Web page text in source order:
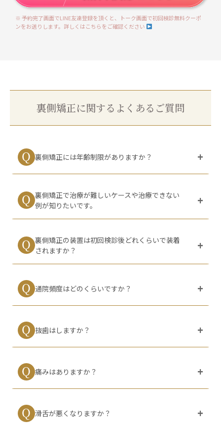
※ 予約完了画面でLINE友達登録を頂くと、トーク画面で初回検診無料クーポ
ンをお送りします。詳しくはこちらをご確認ください
裏側矯正に関するよくあるご質問
裏側矯正には年齢制限がありますか？
ませんが、当クリニックでは永久歯が生えそろったお
おむね13歳以上を目安としています。
ださい。なお、年齢の上限は設けておりません。
裏側矯正で治療が難しいケースや治療できない
例が知りたいです。
あり外科的治療が必要な重症例などがあります。
下顎のアーチが極端に狭かったり、極端に舌が大きか
裏側矯正の装置は初回検診後どれくらいで装着
されますか？
口腔内の状態により装着までの日数や装着順が異なる
場合もございます。 予めご了承ください。
通院頻度はどのくらいですか？
や、希望される歯並びによっても変動します。詳しく
は初回検診の際に、歯科医師にご確認ください。
抜歯はしますか？
スがあります。
抜歯をおこなうかどうかは歯科医師が診断したうえで
必要性やほかの治療方法の選択肢などもご説明します
痛みはありますか？
を軽減します。ただし、治療中に矯正器具と舌が擦れ
滑舌が悪くなりますか？